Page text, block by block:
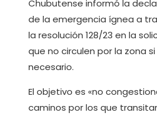
Chubutense informó la
de la emergencia ígnea a
la resolución 128/23 en la
que no circulen por la zona
necesario.
El objetivo es «no
caminos por los que